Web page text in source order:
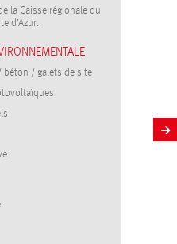
la Caisse régionale du
d’Azur.
/ galets de site